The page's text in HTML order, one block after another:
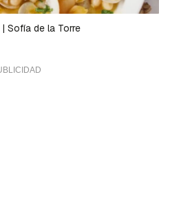
| Sofía de la Torre